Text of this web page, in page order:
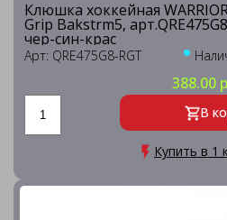
Клюшка хоккейная
Grip Bakstrm5,
чер-син-крас
Арт: QRE475G8-RGT
388.00 р
В
Купить в 1